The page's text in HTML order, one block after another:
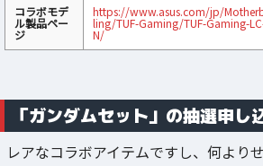
コラボモデ
ル製品ペー
ジ
https://www.asus.com/jp/
ling/TUF-Gaming/TUF-Gaming-
N/
「ガンダムセット」の抽選申し
レアなコラボアイテムですし、何より